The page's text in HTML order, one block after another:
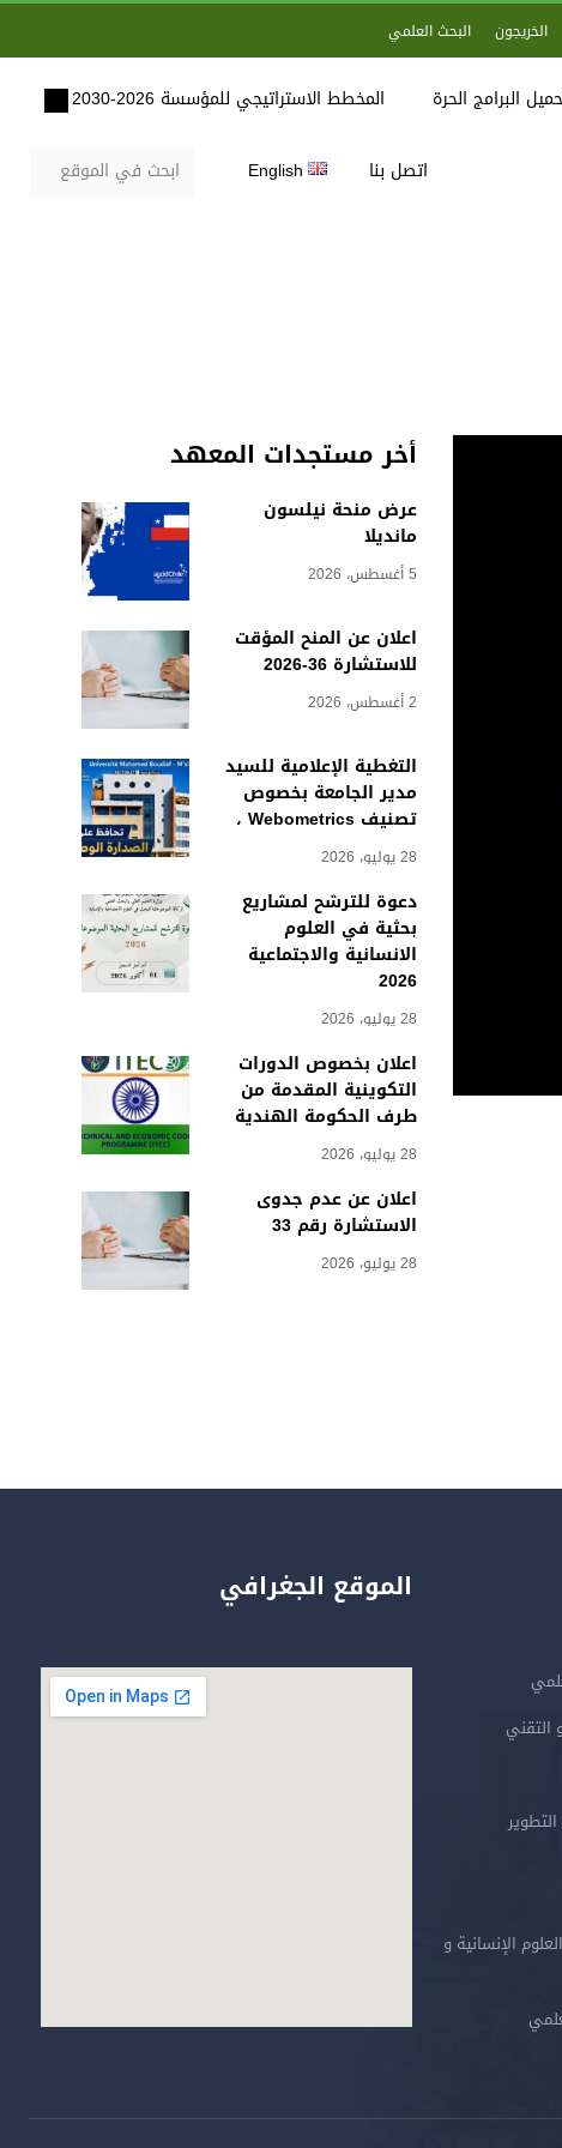
الخريجون البحث العلمي
البرامج الحرة المخطط الاستراتيجي للمؤسسة 2026-2030
اتصل بنا English
أخر مستجدات المعهد
عرض منحة نيلسون
مانديلا
5 أغسطس، 2026
اعلان عن المنح المؤقت
للاستشارة 36-2026
2 أغسطس، 2026
التغطية الإعلامية للسيد
مدير الجامعة بخصوص
تصنيف Webometrics ،
28 يوليو، 2026
دعوة للترشح لمشاريع
بحثية في العلوم
الانسانية والاجتماعية
2026
28 يوليو، 2026
اعلان بخصوص الدورات
التكوينية المقدمة من
طرف الحكومة الهندية
28 يوليو، 2026
اعلان عن عدم جدوى
الاستشارة رقم 33
28 يوليو، 2026
التقني
الإنسانية و
الموقع الجغرافي